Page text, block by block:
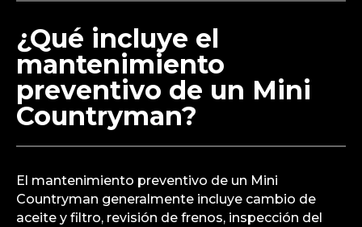
¿Qué incluye el
mantenimiento
preventivo de un Mini
Countryman?
El mantenimiento preventivo de un Mini
Countryman generalmente incluye cambio de
aceite y filtro, revisión de frenos, inspección del